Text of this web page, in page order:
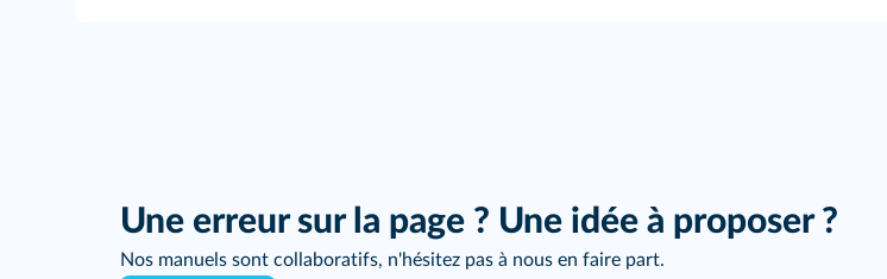
Une erreur sur la page ? Une idée à proposer ?
Nos manuels sont collaboratifs, n'hésitez pas à nous en faire part.